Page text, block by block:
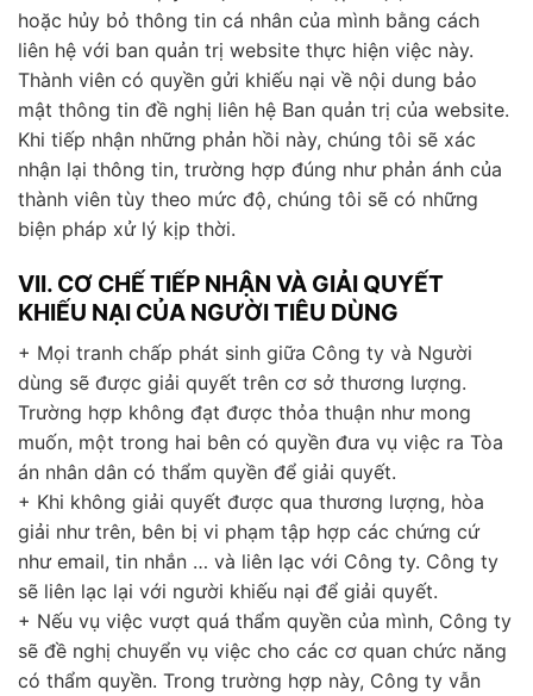
hoặc hủy bỏ thông tin cá nhân của mình bằng cách
liên hệ với ban quản trị website thực hiện việc này.
Thành viên có quyền gửi khiếu nại về nội dung bảo
mật thông tin đề nghị liên hệ Ban quản trị của website.
Khi tiếp nhận những phản hồi này, chúng tôi sẽ xác
nhận lại thông tin, trường hợp đúng như phản ánh của
thành viên tùy theo mức độ, chúng tôi sẽ có những
biện pháp xử lý kịp thời.
VII. CƠ CHẾ TIẾP NHẬN VÀ GIẢI QUYẾT
KHIẾU NẠI CỦA NGƯỜI TIÊU DÙNG
+ Mọi tranh chấp phát sinh giữa Công ty và Người
dùng sẽ được giải quyết trên cơ sở thương lượng.
Trường hợp không đạt được thỏa thuận như mong
muốn, một trong hai bên có quyền đưa vụ việc ra Tòa
án nhân dân có thẩm quyền để giải quyết.
+ Khi không giải quyết được qua thương lượng, hòa
giải như trên, bên bị vi phạm tập hợp các chứng cứ
như email, tin nhắn … và liên lạc với Công ty. Công ty
sẽ liên lạc lại với người khiếu nại để giải quyết.
+ Nếu vụ việc vượt quá thẩm quyền của mình, Công ty
sẽ đề nghị chuyển vụ việc cho các cơ quan chức năng
có thẩm quyền. Trong trường hợp này, Công ty vẫn